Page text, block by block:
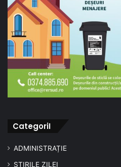
CategoriI
ADMINISTRAȚIE
ȘTIRILE ZILEI